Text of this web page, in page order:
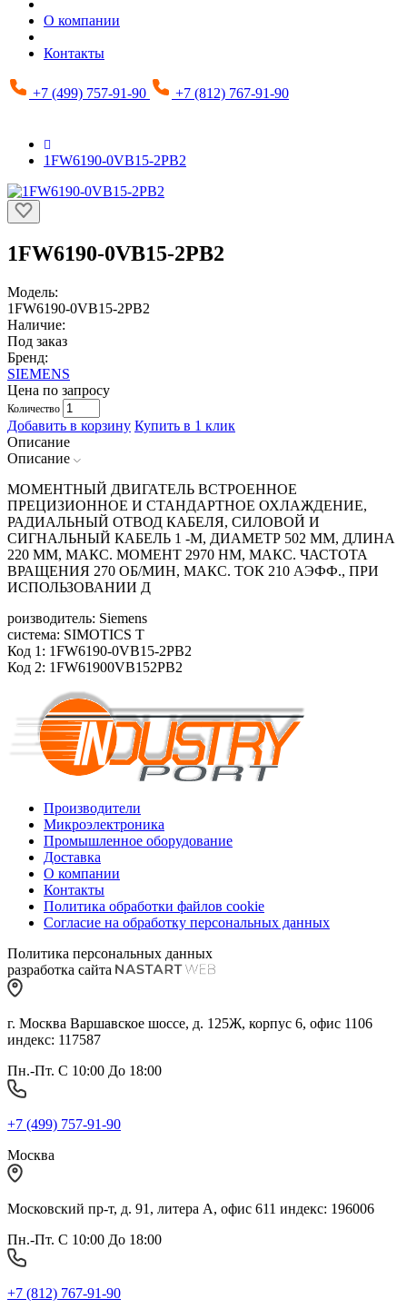
О компании
Контакты
+7 (499) 757-91-90 +7 (812) 767-91-90
1FW6190-0VB15-2PB2
1FW6190-0VB15-2PB2
Модель:
1FW6190-0VB15-2PB2
Наличие:
Под заказ
Бренд:
SIEMENS
Цена по запросу
Количество
Добавить в корзину Купить в 1 клик
Описание
Описание
МОМЕНТНЫЙ ДВИГАТЕЛЬ ВСТРОЕННОЕ
ПРЕЦИЗИОННОЕ И СТАНДАРТНОЕ ОХЛАЖДЕНИЕ,
РАДИАЛЬНЫЙ ОТВОД КАБЕЛЯ, СИЛОВОЙ И
СИГНАЛЬНЫЙ КАБЕЛЬ 1 -М, ДИАМЕТР 502 ММ, ДЛИНА
220 ММ, МАКС. МОМЕНТ 2970 HM, МАКС. ЧАСТОТА
ВРАЩЕНИЯ 270 ОБ/МИН, МАКС. ТОК 210 АЭФФ., ПРИ
ИСПОЛЬЗОВАНИИ Д
роизводитель: Siemens
система: SIMOTICS T
Код 1: 1FW6190-0VB15-2PB2
Код 2: 1FW61900VB152PB2
Производители
Микроэлектроника
Промышленное оборудование
Доставка
О компании
Контакты
Политика обработки файлов cookie
Согласие на обработку персональных данных
Политика персональных данных
разработка сайта
г. Москва Варшавское шоссе, д. 125Ж, корпус 6, офис 1106
индекс: 117587
Пн.-Пт. С 10:00 До 18:00
+7 (499) 757-91-90
Москва
Московский пр-т, д. 91, литера А, офис 611 индекс: 196006
Пн.-Пт. С 10:00 До 18:00
+7 (812) 767-91-90